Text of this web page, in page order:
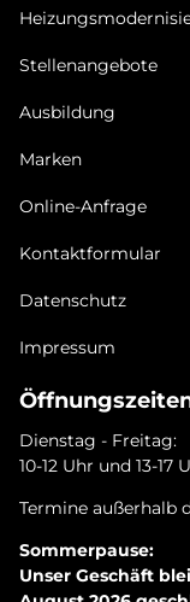
Stellenangebote
Ausbildung
Marken
Online-Anfrage
Kontaktformular
Datenschutz
Impressum
Dienstag - Freitag:
10-12 Uhr und 13-17
Termine außerhalb
Sommerpause:
Unser Geschäft